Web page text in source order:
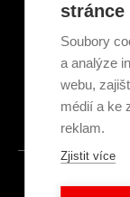
stránce
Soubory
a analýze
webu,
médií a ke
reklam.
Zjistit více